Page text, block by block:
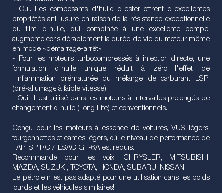
- Oui. Les composants d'huile d'ester offrent d'excellentes
propriétés anti-usure en raison de la résistance exceptionnelle
du film d'huile, qui, combinée à une excellente pompe,
augmente considérablement la durée de vie du moteur même
en mode «démarrage-arrêt»;
- Pour les moteurs turbocompressés à injection directe, une
formulation d'huile unique réduit à zéro l'effet de
l'inflammation prématurée du mélange de carburant LSPI
(pré-allumage à faible vitesse);
- Oui. Il est utilisé dans les moteurs à intervalles prolongés de
changement d'huile (Long Life) et conventionnels.
Conçu pour les moteurs à essence de voitures, VUS légers,
fourgonnettes et cames légers, où le niveau de performance de
l'API SP RC / ILSAC GF-6A est requis.
Recommandé pour les voix: CHRYSLER, MITSUBISHI,
MAZDA, SUZUKI, TOYOTA, HONDA, SUBARU, NISSAN.
Le pétrole n'est pas adapté pour une utilisation dans les poids
lourds et les véhicules similaires!